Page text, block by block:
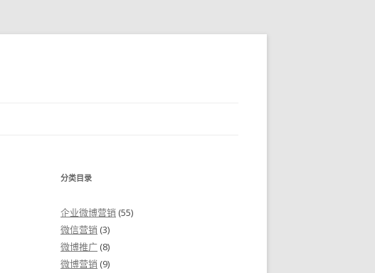
分类目录
企业微博营销 (55)
微信营销 (3)
微博推广 (8)
微博营销 (9)